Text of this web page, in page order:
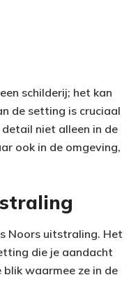
schilderij; het kan
de setting is cruciaal
niet alleen in de
ook in de omgeving,
Noors uitstraling. Het
die je aandacht
waarmee ze in de